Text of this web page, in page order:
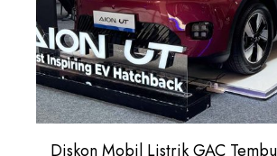
Diskon Mobil Listrik GAC